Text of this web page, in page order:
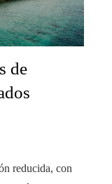
de
reducida, con